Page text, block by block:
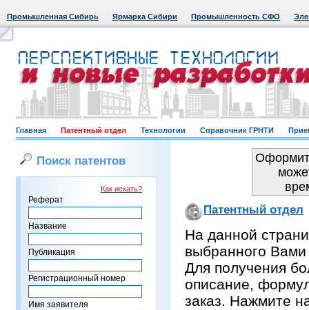
Промышленная Сибирь Ярмарка Сибири Промышленность СФО
Главная Патентный отдел Технологии Справочник ГРНТИ
Поиск патентов
Как искать?
Реферат
Название
Публикация
Регистрационный номер
Имя заявителя
Патентный отдел
На данной
выбранного Вами
Для получения
описание,
заказ. Нажмите